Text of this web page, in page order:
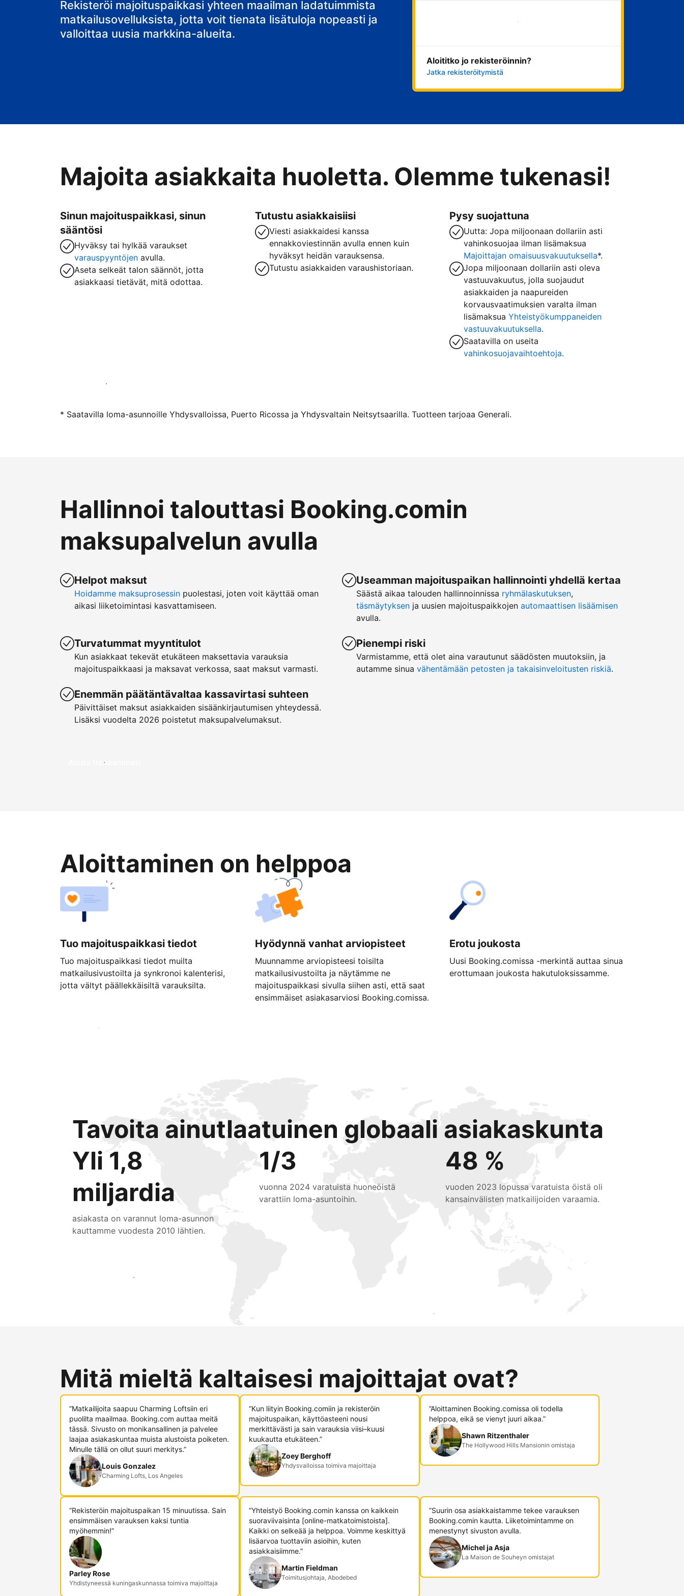
Rekisteröi majoituspaikkasi yhteen maailman ladatuimmista
matkailusovelluksista, jotta voit tienata lisätuloja nopeasti ja
valloittaa uusia markkina-alueita.
Aloita nyt
Aloititko jo rekisteröinnin?
Jatka rekisteröitymistä
Majoita asiakkaita huoletta. Olemme tukenasi!
Sinun majoituspaikkasi, sinun
sääntösi
Hyväksy tai hylkää varaukset
varauspyyntöjen avulla.
Aseta selkeät talon säännöt, jotta
asiakkaasi tietävät, mitä odottaa.
Tutustu asiakkaisiisi
Viesti asiakkaidesi kanssa
ennakkoviestinnän avulla ennen kuin
hyväksyt heidän varauksensa.
Tutustu asiakkaiden varaushistoriaan.
Pysy suojattuna
Uutta: Jopa miljoonaan dollariin asti
vahinkosuojaa ilman lisämaksua
Majoittajan omaisuusvakuutuksella*.
Jopa miljoonaan dollariin asti oleva
vastuuvakuutus, jolla suojaudut
asiakkaiden ja naapureiden
korvausvaatimuksien varalta ilman
lisämaksuaYhteistyökumppaneiden
vastuuvakuutuksella.
Saatavilla on useita
vahinkosuojavaihtoehtoja.
Ryhdy majoittajaksi
* Saatavilla loma-asunnoille Yhdysvalloissa, Puerto Ricossa ja Yhdysvaltain Neitsytsaarilla. Tuotteen tarjoaa Generali.
Hallinnoi talouttasi Booking.comin
maksupalvelun avulla
Helpot maksut
Hoidamme maksuprosessin puolestasi, joten voit käyttää oman
aikasi liiketoimintasi kasvattamiseen.
Turvatummat myyntitulot
Kun asiakkaat tekevät etukäteen maksettavia varauksia
majoituspaikkaasi ja maksavat verkossa, saat maksut varmasti.
Enemmän päätäntävaltaa kassavirtasi suhteen
Päivittäiset maksut asiakkaiden sisäänkirjautumisen yhteydessä.
Lisäksi vuodelta 2026 poistetut maksupalvelumaksut.
Useamman majoituspaikan hallinnointi yhdellä kertaa
Säästä aikaa talouden hallinnoinnissa ryhmälaskutuksen,
täsmäytyksen ja uusien majoituspaikkojen automaattisen lisäämisen
avulla.
Pienempi riski
Varmistamme, että olet aina varautunut säädösten muutoksiin, ja
autamme sinua vähentämään petosten ja takaisinveloitusten riskiä.
Aloita tienaaminen
Aloittaminen on helppoa
Tuo majoituspaikkasi tiedot
Tuo majoituspaikkasi tiedot muilta
matkailusivustoilta ja synkronoi kalenterisi,
jotta vältyt päällekkäisiltä varauksilta.
Hyödynnä vanhat arviopisteet
Muunnamme arviopisteesi toisilta
matkailusivustoilta ja näytämme ne
majoituspaikkasi sivulla siihen asti, että saat
ensimmäiset asiakasarviosi Booking.comissa.
Erotu joukosta
Uusi Booking.comissa -merkintä auttaa sinua
erottumaan joukosta hakutuloksissamme.
Aloita jo tänään
Tavoita ainutlaatuinen globaali asiakaskunta
Yli 1,8
miljardia
asiakasta on varannut loma-asunnon
kauttamme vuodesta 2010 lähtien.
1/3
vuonna 2024 varatuista huoneöistä
varattiin loma-asuntoihin.
48 %
vuoden 2023 lopussa varatuista öistä oli
kansainvälisten matkailijoiden varaamia.
Tavoita uusia asiakkaita jo tänään
Mitä mieltä kaltaisesi majoittajat ovat?
”Matkailijoita saapuu Charming Loftsiin eri
puolilta maailmaa. Booking.com auttaa meitä
tässä. Sivusto on monikansallinen ja palvelee
laajaa asiakaskuntaa muista alustoista poiketen.
Minulle tällä on ollut suuri merkitys.”
Louis Gonzalez
Charming Lofts, Los Angeles
”Kun liityin Booking.comiin ja rekisteröin
majoituspaikan, käyttöasteeni nousi
merkittävästi ja sain varauksia viisi–kuusi
kuukautta etukäteen.”
Zoey Berghoff
Yhdysvalloissa toimiva majoittaja
”Aloittaminen Booking.comissa oli todella
helppoa, eikä se vienyt juuri aikaa.”
Shawn Ritzenthaler
The Hollywood Hills Mansionin omistaja
”Rekisteröin majoituspaikan 15 minuutissa. Sain
ensimmäisen varauksen kaksi tuntia
myöhemmin!”
Parley Rose
Yhdistyneessä kuningaskunnassa toimiva majoittaja
”Yhteistyö Booking.comin kanssa on kaikkein
suoraviivaisinta [online-matkatoimistoista].
Kaikki on selkeää ja helppoa. Voimme keskittyä
lisäarvoa tuottaviin asioihin, kuten
asiakkaisiimme.”
Martin Fieldman
Toimitusjohtaja, Abodebed
”Suurin osa asiakkaistamme tekee varauksen
Booking.comin kautta. Liiketoimintamme on
menestynyt sivuston avulla.
Michel ja Asja
La Maison de Souheyn omistajat